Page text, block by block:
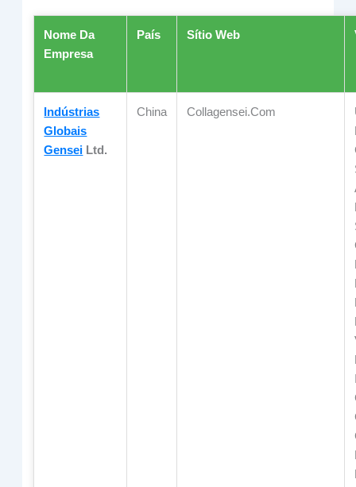
Nome Da
Empresa
País Sítio Web
Indústrias
Globais
Gensei Ltd.
China Collagensei.com